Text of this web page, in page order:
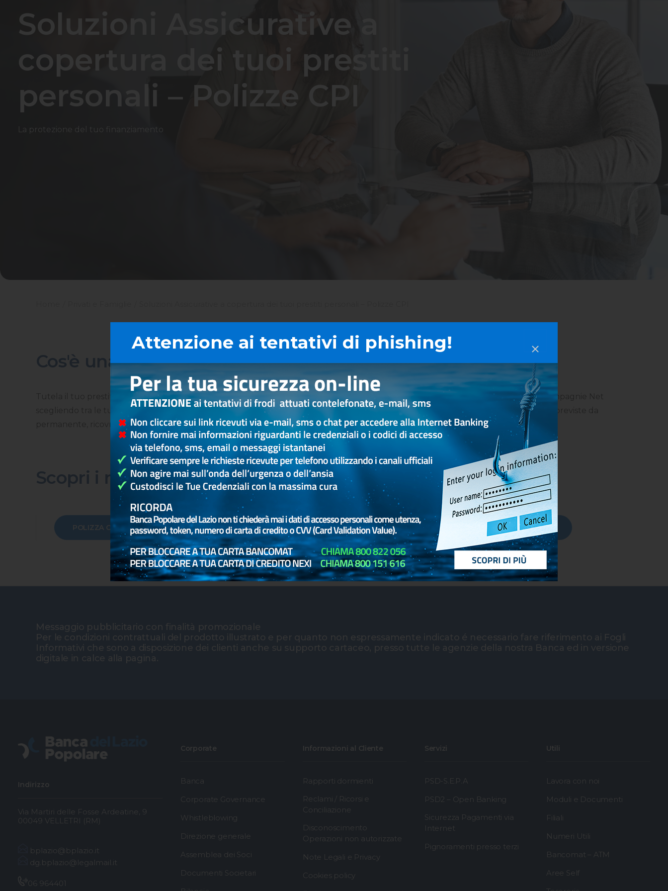
Soluzioni Assicurative a
copertura dei tuoi prestiti
personali – Polizze CPI
La protezione del tuo finanziamento
Cos'è una Polizza CPI
Tutela il tuo prestito con una copertura assicurativa facoltativa
scegliendo tra le tutele previste (decesso, invalidità temporanea o
permanente, ricovro da infortuni ecc.)
dalla polizza collettiva Net insurance prestiti delle compagnie Net
Insurance e Net Insurance Life e le polizze individuali previste da
Arca Assicurazione e Arca vita.
Scopri i nostri prodotti
POLIZZA COLLETTIVA NET INSURANCE PRESTITI POLIZZE INDIVIDUALI ARCA ASSICURAZIONE VITA
Messaggio pubblicitario con finalità promozionale
Per le condizioni contrattuali del prodotto illustrato e per quanto non espressamente indicato é necessario fare riferimento ai Fogli
Informativi che sono a disposizione dei clienti anche su supporto cartaceo, presso tutte le agenzie della nostra Banca ed in versione
digitale in calce alla pagina.
Indirizzo
Via Martiri delle Fosse Ardeatine, 9
00049 VELLETRI (RM)
bplazio@bplazio.it
dg.bplazio@legalmail.it
06 964401
Corporate
Banca
Corporate Governance
Whistleblowing
Direzione generale
Assemblea dei Soci
Documenti Societari
Informazioni al Cliente
Rapporti dormienti
Reclami / Ricorsi e
Conciliazione
Disconoscimento
Operazioni non autorizzate
Note Legali e Privacy
Cookies policy
Servizi
PSD-S.E.P.A
PSD2 – Open Banking
Sicurezza Pagamenti via
Internet
Pignoramenti presso terzi
Utili
Lavora con noi
Moduli e Documenti
Filiali
Numeri Utili
Bancomat – ATM
Aree Self
Attenzione ai tentativi di phishing!